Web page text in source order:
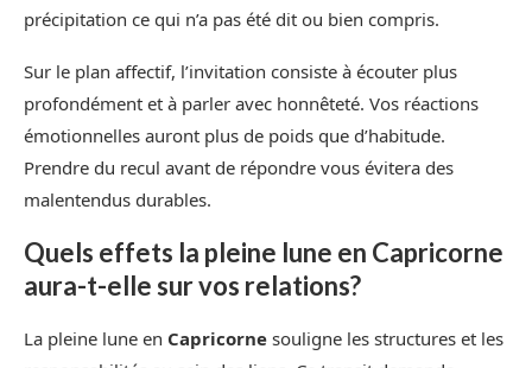
précipitation ce qui n’a pas été dit ou bien compris.
Sur le plan affectif, l’invitation consiste à écouter plus
profondément et à parler avec honnêteté. Vos réactions
émotionnelles auront plus de poids que d’habitude.
Prendre du recul avant de répondre vous évitera des
malentendus durables.
Quels effets la pleine lune en Capricorne
aura-t-elle sur vos relations?
La pleine lune en Capricorne souligne les structures et les